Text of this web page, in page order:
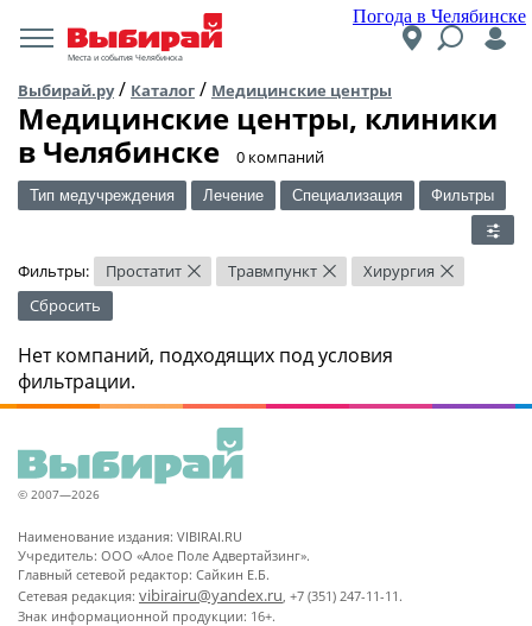
Погода в Челябинске
Места и события Челябинска
Выбирай.ру/ Каталог / Медицинские центры
Медицинские центры, клиники
в Челябинске
​0 компаний
Тип медучреждения Лечение Специализация Фильтры
Фильтры: Простатит × Травмпункт × Хирургия ×
Сбросить
Нет компаний, подходящих под условия
фильтрации.
© 2007—2026
Наименование издания: VIBIRAI.RU
Учредитель: ООО «Алое Поле Адвертайзинг».
Главный сетевой редактор: Сайкин Е.Б.
Сетевая редакция: vibirairu@yandex.ru, +7 (351) 247-11-11.
Знак информационной продукции: 16+.